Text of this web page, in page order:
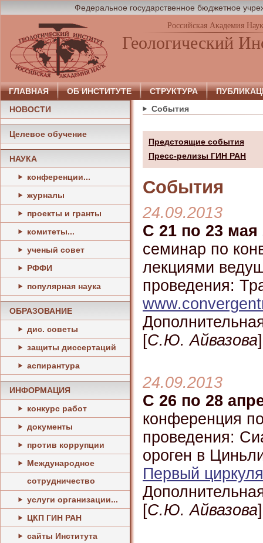
Федеральное государственное бюджетное
Российская Академия Наук
Геологический
ГЛАВНАЯ ОБ ИНСТИТУТЕ СТРУКТУРА
НОВОСТИ
Целевое обучение
НАУКА
конференции...
журналы
проекты и гранты
комитеты...
ученый совет
РФФИ
популярная наука
ОБРАЗОВАНИЕ
дис. советы
защиты диссертаций
аспирантура
ИНФОРМАЦИЯ
конкурс работ
документы
против коррупции
Международное
сотрудничество
услуги организации...
ЦКП ГИН РАН
сайты Института
События
Предстоящие события
Пресс-релизы ГИН РАН
События
24.09.2013
С 21 по 23 мая
семинар по
лекциями
проведения:
[С.Ю. Айвазова]
24.09.2013
С 26 по 28
конференция
проведения:
ороген в
Первый
[С.Ю. Айвазова]